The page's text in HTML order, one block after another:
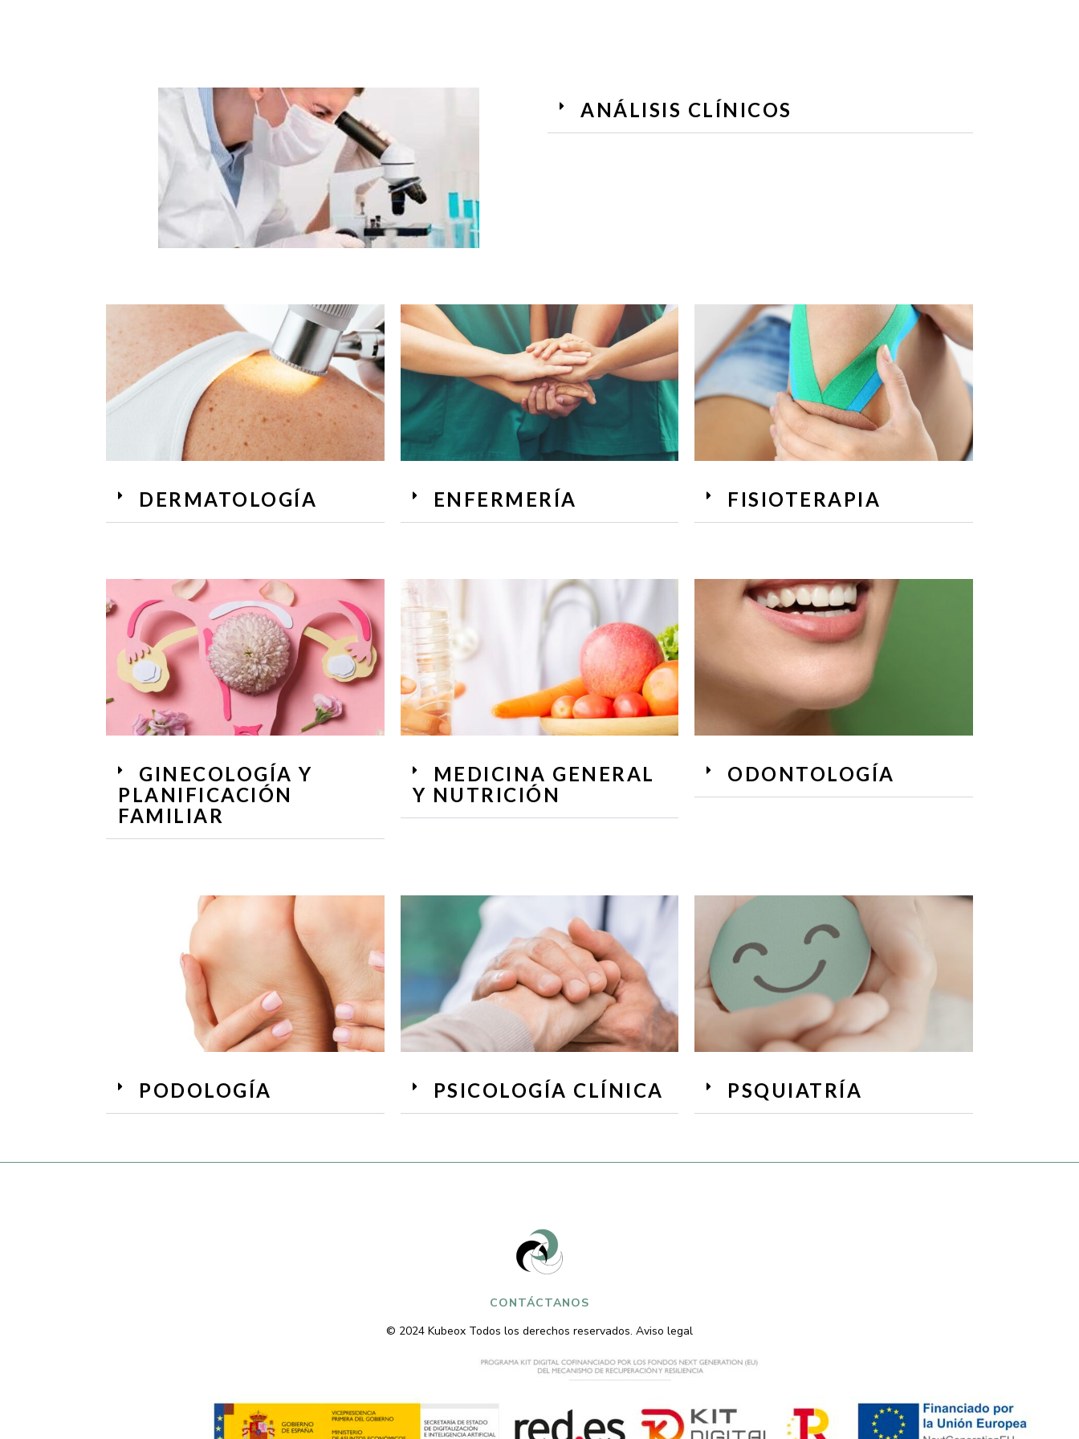
ANÁLISIS CLÍNICOS
DERMATOLOGÍA ENFERMERÍA FISIOTERAPIA
GINECOLOGÍA Y
PLANIFICACIÓN
FAMILIAR
MEDICINA GENERAL
Y NUTRICIÓN
ODONTOLOGÍA
PODOLOGÍA PSICOLOGÍA CLÍNICA PSQUIATRÍA
CONTÁCTANOS
© 2024 Kubeox Todos los derechos reservados. Aviso legal